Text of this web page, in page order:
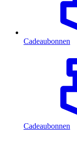
Cadeaubonnen
Cadeaubonnen